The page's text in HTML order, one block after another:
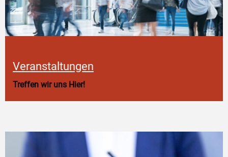
Veranstaltungen
Treffen wir uns Hier!